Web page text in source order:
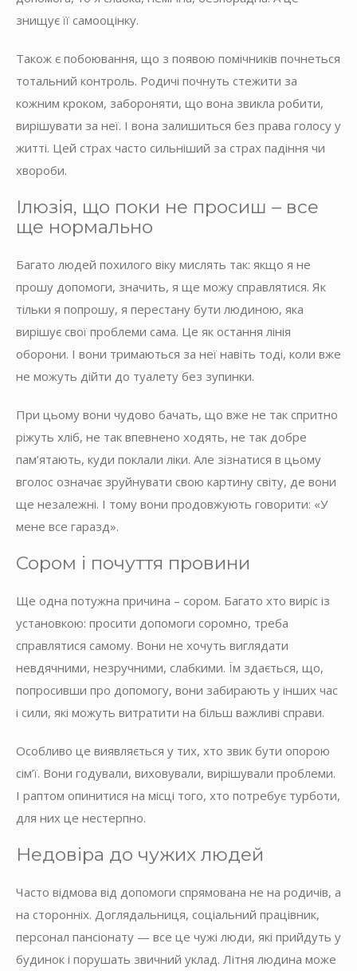
знищує її самооцінку.
Також є побоювання, що з появою помічників почнеться
тотальний контроль. Родичі почнуть стежити за
кожним кроком, забороняти, що вона звикла робити,
вирішувати за неї. І вона залишиться без права голосу у
житті. Цей страх часто сильніший за страх падіння чи
хвороби.
Ілюзія, що поки не просиш – все
ще нормально
Багато людей похилого віку мислять так: якщо я не
прошу допомоги, значить, я ще можу справлятися. Як
тільки я попрошу, я перестану бути людиною, яка
вирішує свої проблеми сама. Це як остання лінія
оборони. І вони тримаються за неї навіть тоді, коли вже
не можуть дійти до туалету без зупинки.
При цьому вони чудово бачать, що вже не так спритно
ріжуть хліб, не так впевнено ходять, не так добре
пам’ятають, куди поклали ліки. Але зізнатися в цьому
вголос означає зруйнувати свою картину світу, де вони
ще незалежні. І тому вони продовжують говорити: «У
мене все гаразд».
Сором і почуття провини
Ще одна потужна причина – сором. Багато хто виріс із
установкою: просити допомоги соромно, треба
справлятися самому. Вони не хочуть виглядати
невдячними, незручними, слабкими. Їм здається, що,
попросивши про допомогу, вони забирають у інших час
і сили, які можуть витратити на більш важливі справи.
Особливо це виявляється у тих, хто звик бути опорою
сім’ї. Вони годували, виховували, вирішували проблеми.
І раптом опинитися на місці того, хто потребує турботи,
для них це нестерпно.
Недовіра до чужих людей
Часто відмова від допомоги спрямована не на родичів, а
на сторонніх. Доглядальниця, соціальний працівник,
персонал пансіонату — все це чужі люди, які прийдуть у
будинок і порушать звичний уклад. Літня людина може